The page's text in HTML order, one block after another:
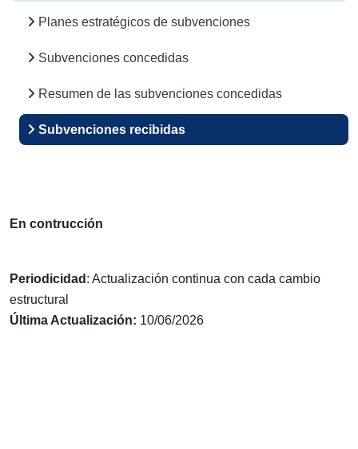
En contrucción
Periodicidad : Actualización continua con cada cambio
estructural
Última Actualización: 10/06/2026
Planes estratégicos de subvenciones
Subvenciones concedidas
Resumen de las subvenciones concedidas
Subvenciones recibidas